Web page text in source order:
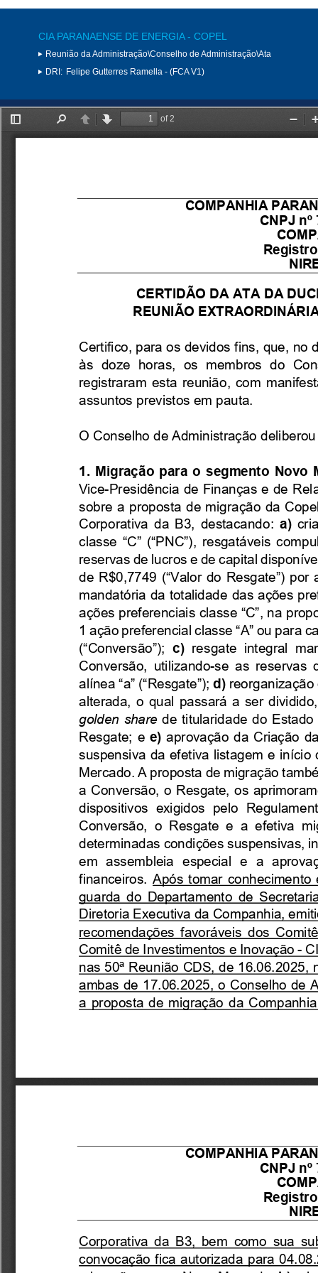
CIA PARANAENSE DE ENERGIA - COPEL
Reunião da Administração\Conselho de Administração\Ata
DRI: Felipe Gutterres Ramella - (FCA V1)